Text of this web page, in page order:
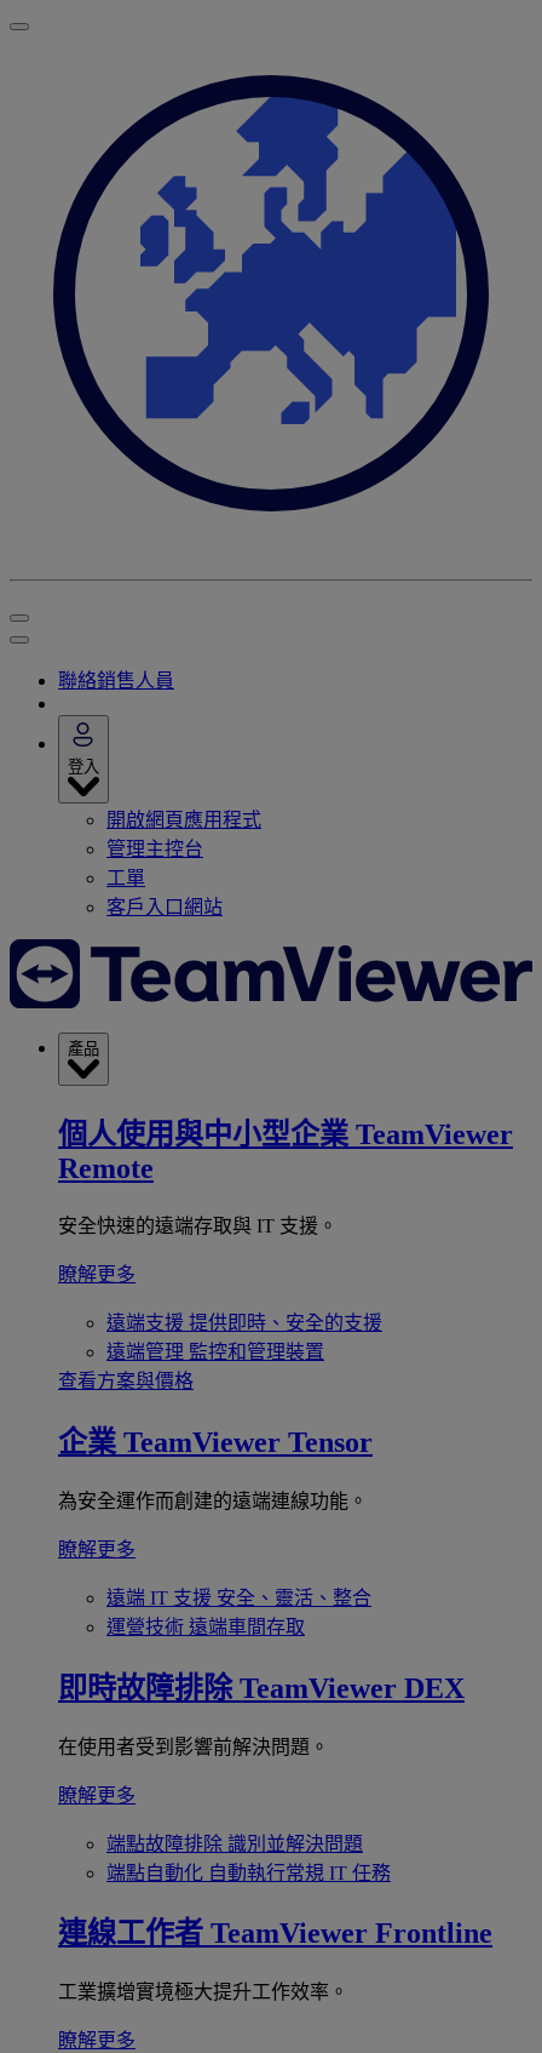
聯絡銷售人員
登入
開啟網頁應用程式
管理主控台
工單
客戶入口網站
產品
個人使用與中小型企業 TeamViewer
Remote
安全快速的遠端存取與 IT 支援。
瞭解更多
遠端支援 提供即時、安全的支援
遠端管理 監控和管理裝置
查看方案與價格
企業 TeamViewer Tensor
為安全運作而創建的遠端連線功能。
瞭解更多
遠端 IT 支援 安全、靈活、整合
運營技術 遠端車間存取
即時故障排除 TeamViewer DEX
在使用者受到影響前解決問題。
瞭解更多
端點故障排除 識別並解決問題
端點自動化 自動執行常規 IT 任務
連線工作者 TeamViewer Frontline
工業擴增實境極大提升工作效率。
瞭解更多